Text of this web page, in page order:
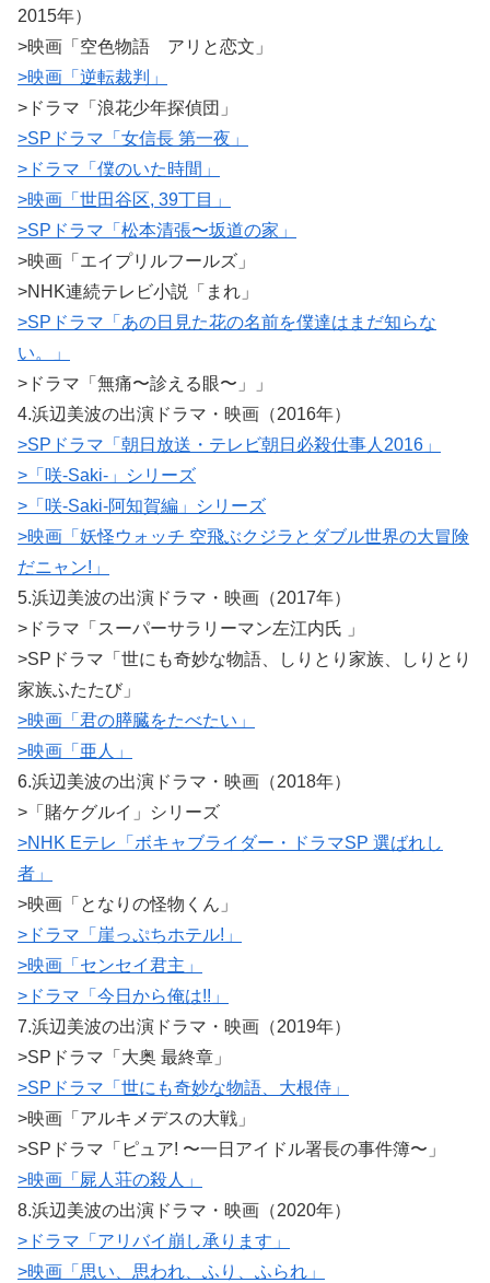
2015年）
>映画「空色物語 アリと恋文」
>映画「逆転裁判」
>ドラマ「浪花少年探偵団」
>SPドラマ「女信長 第一夜」
>ドラマ「僕のいた時間」
>映画「世田谷区, 39丁目」
>SPドラマ「松本清張〜坂道の家」
>映画「エイプリルフールズ」
>NHK連続テレビ小説「まれ」
>SPドラマ「あの日見た花の名前を僕達はまだ知らな
い。」
>ドラマ「無痛〜診える眼〜」」
4.浜辺美波の出演ドラマ・映画（2016年）
>SPドラマ「朝日放送・テレビ朝日必殺仕事人2016」
>「咲-Saki-」シリーズ
>「咲-Saki-阿知賀編」シリーズ
>映画「妖怪ウォッチ 空飛ぶクジラとダブル世界の大冒険
だニャン!」
5.浜辺美波の出演ドラマ・映画（2017年）
>ドラマ「スーパーサラリーマン左江内氏 」
>SPドラマ「世にも奇妙な物語、しりとり家族、しりとり
家族ふたたび」
>映画「君の膵臓をたべたい」
>映画「亜人」
6.浜辺美波の出演ドラマ・映画（2018年）
>「賭ケグルイ」シリーズ
>NHK Eテレ「ボキャブライダー・ドラマSP 選ばれし
者」
>映画「となりの怪物くん」
>ドラマ「崖っぷちホテル!」
>映画「センセイ君主」
>ドラマ「今日から俺は!!」
7.浜辺美波の出演ドラマ・映画（2019年）
>SPドラマ「大奥 最終章」
>SPドラマ「世にも奇妙な物語、大根侍」
>映画「アルキメデスの大戦」
>SPドラマ「ピュア! 〜一日アイドル署長の事件簿〜」
>映画「屍人荘の殺人」
8.浜辺美波の出演ドラマ・映画（2020年）
>ドラマ「アリバイ崩し承ります」
>映画「思い、思われ、ふり、ふられ」